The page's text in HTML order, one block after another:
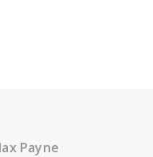
Payne